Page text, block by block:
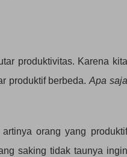
produktivitas. Karena kita
produktif berbeda.Apa saja
orang yang produktif
saking tidak taunya ingin